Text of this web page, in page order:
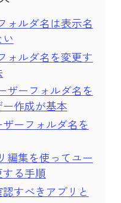
ォルダ名は表示名
ォルダ名を変更す
ザーフォルダ名を
作成が基本
ーフォルダ名を
編集を使ってユー
る手順
すべきアプリと